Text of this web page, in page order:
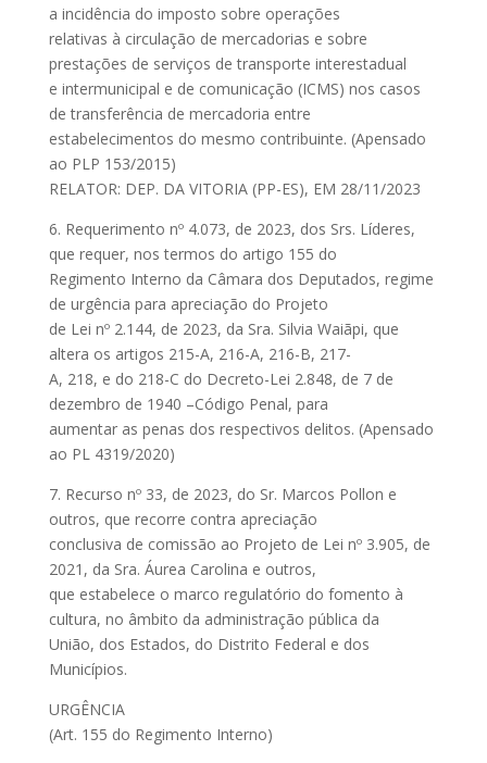
a incidência do imposto sobre operações
relativas à circulação de mercadorias e sobre
prestações de serviços de transporte interestadual
e intermunicipal e de comunicação (ICMS) nos casos
de transferência de mercadoria entre
estabelecimentos do mesmo contribuinte. (Apensado
ao PLP 153/2015)
RELATOR: DEP. DA VITORIA (PP-ES), EM 28/11/2023
6. Requerimento nº 4.073, de 2023, dos Srs. Líderes,
que requer, nos termos do artigo 155 do
Regimento Interno da Câmara dos Deputados, regime
de urgência para apreciação do Projeto
de Lei nº 2.144, de 2023, da Sra. Silvia Waiãpi, que
altera os artigos 215-A, 216-A, 216-B, 217-
A, 218, e do 218-C do Decreto-Lei 2.848, de 7 de
dezembro de 1940 –Código Penal, para
aumentar as penas dos respectivos delitos. (Apensado
ao PL 4319/2020)
7. Recurso nº 33, de 2023, do Sr. Marcos Pollon e
outros, que recorre contra apreciação
conclusiva de comissão ao Projeto de Lei nº 3.905, de
2021, da Sra. Áurea Carolina e outros,
que estabelece o marco regulatório do fomento à
cultura, no âmbito da administração pública da
União, dos Estados, do Distrito Federal e dos
Municípios.
URGÊNCIA
(Art. 155 do Regimento Interno)